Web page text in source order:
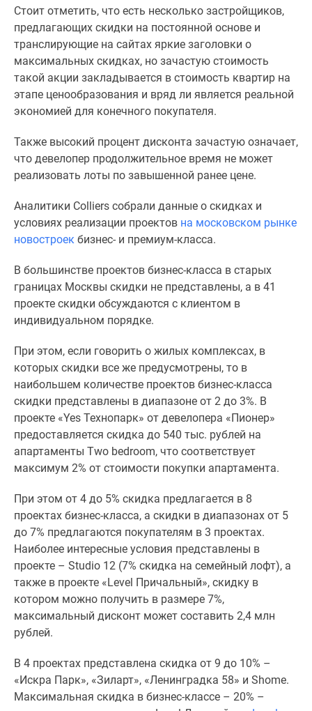
41%
Видео
360°
новостроек
Субсидированная
застройщиком
Rutube
дома
Москве
реновации
Москве
премиум-
класса
Новостройки
бизнес-
Рассрочка
Траншевая
ипотека
Дома
коттеджи
Коттеджные
поселки
Новой
Москве
Готовые
поселки
коттеджные
поселки
Коттеджные
поселки
лесу
Стоит отметить, что есть несколько застройщиков,
предлагающих скидки на постоянной основе и
транслирующие на сайтах яркие заголовки о
максимальных скидках, но зачастую стоимость
такой акции закладывается в стоимость квартир на
этапе ценообразования и вряд ли является реальной
экономией для конечного покупателя.
Также высокий процент дисконта зачастую означает,
что девелопер продолжительное время не может
реализовать лоты по завышенной ранее цене.
Аналитики Colliers собрали данные о скидках и
условиях реализации проектов на московском рынке
новостроек бизнес- и премиум-класса.
В большинстве проектов бизнес-класса в старых
границах Москвы скидки не представлены, а в 41
проекте скидки обсуждаются с клиентом в
индивидуальном порядке.
При этом, если говорить о жилых комплексах, в
которых скидки все же предусмотрены, то в
наибольшем количестве проектов бизнес-класса
скидки представлены в диапазоне от 2 до 3%. В
проекте «Yes Технопарк» от девелопера «Пионер»
предоставляется скидка до 540 тыс. рублей на
апартаменты Two bedroom, что соответствует
максимум 2% от стоимости покупки апартамента.
При этом от 4 до 5% скидка предлагается в 8
проектах бизнес-класса, а скидки в диапазонах от 5
до 7% предлагаются покупателям в 3 проектах.
Наиболее интересные условия представлены в
проекте – Studio 12 (7% скидка на семейный лофт), а
также в проекте «Level Причальный», скидку в
котором можно получить в размере 7%,
максимальный дисконт может составить 2,4 млн
рублей.
В 4 проектах представлена скидка от 9 до 10% –
«Искра Парк», «Зиларт», «Ленинградка 58» и Shome.
Максимальная скидка в бизнес-классе – 20% –